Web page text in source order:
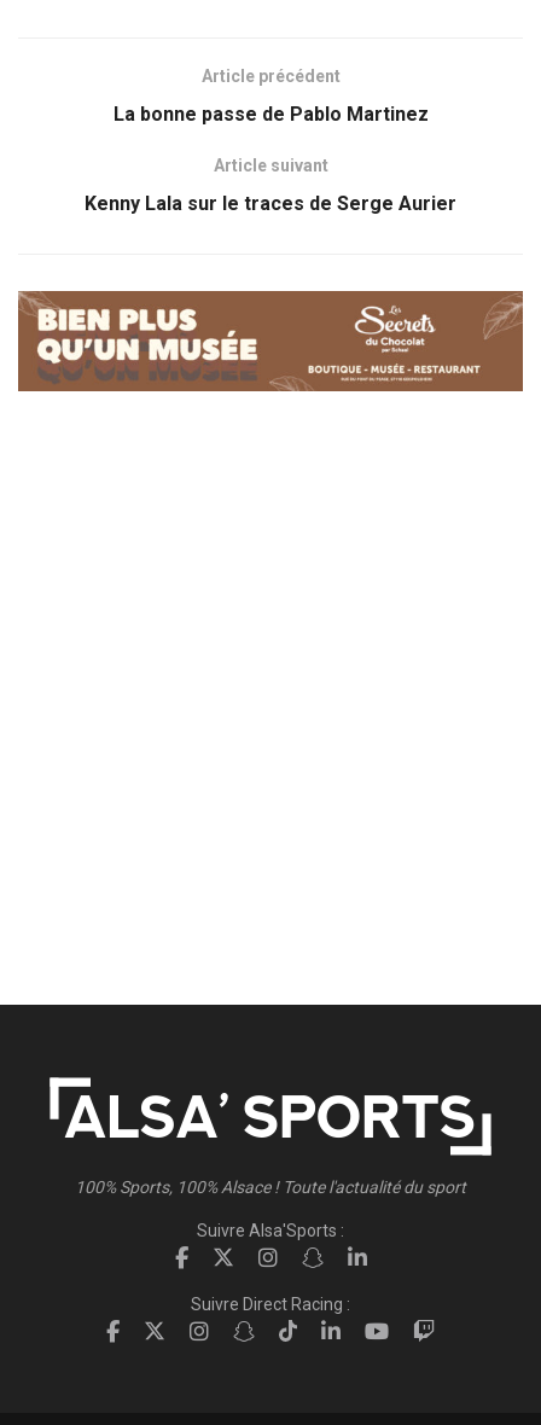
Article précédent
La bonne passe de Pablo Martinez
Article suivant
Kenny Lala sur le traces de Serge Aurier
100% Sports, 100% Alsace ! Toute l'actualité du sport
Suivre Alsa'Sports :
Suivre Direct Racing :